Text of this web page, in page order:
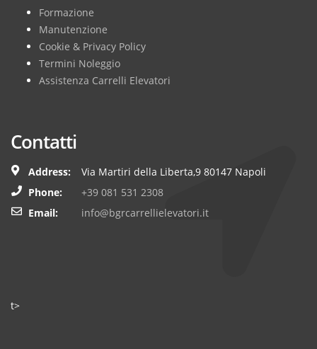
Formazione
Manutenzione
Cookie & Privacy Policy
Termini Noleggio
Assistenza Carrelli Elevatori
Contatti
Address:
Via Martiri della Liberta,9 80147 Napoli
Phone:
+39 081 531 2308
Email:
info@bgrcarrellielevatori.it
t>